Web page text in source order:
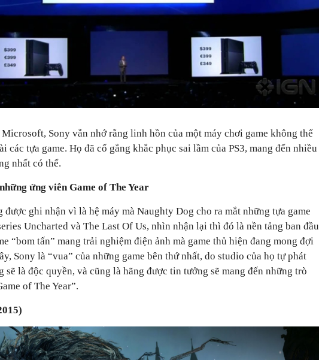
Sony vẫn nhớ rằng linh hồn của một máy chơi game không thể
các tựa game. Họ đã cố gắng khắc phục sai lầm của PS3, mang đến nhiều
nhất có thể.
ứng viên Game of The Year
được ghi nhận vì là hệ máy mà Naughty Dog cho ra mắt những tựa game
Uncharted và The Last Of Us, nhìn nhận lại thì đó là nền tảng ban đầu
“bom tấn” mang trải nghiệm điện ảnh mà game thủ hiện đang mong đợi
Sony là “vua” của những game bên thứ nhất, do studio của họ tự phát
sẽ là độc quyền, và cũng là hãng được tin tưởng sẽ mang đến những trò
of The Year”.